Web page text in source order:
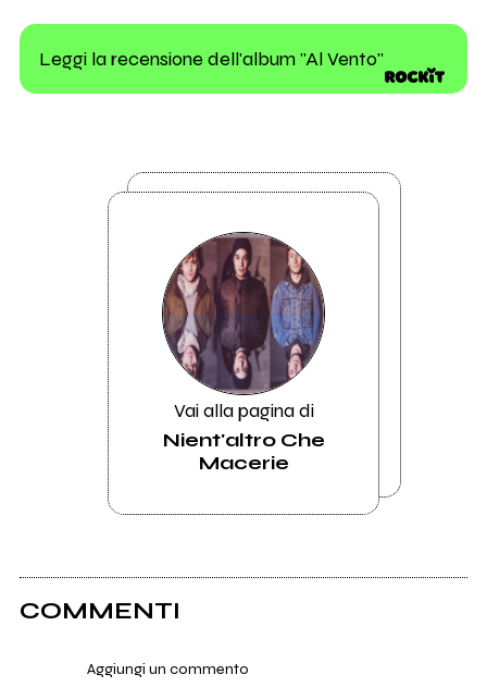
Leggi la recensione dell'album "Al Vento"
Vai alla pagina di
Nient'altro Che
Macerie
COMMENTI
Aggiungi un commento